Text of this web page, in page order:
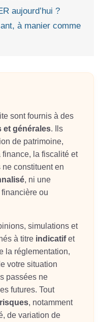
aujourd’hui ?
à manier comme
sont fournis à des
et générales. Ils
de patrimoine,
finance, la fiscalité et
ne constituent en
, ni une
ou
simulations et
à titre indicatifet
la réglementation,
votre situation
passées ne
futures. Tout
risques, notamment
de variation de